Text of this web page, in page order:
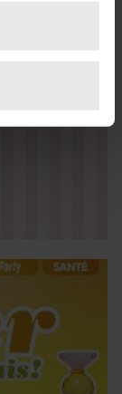
te
delen we
met andere
ze hebben
services. U
website blijft